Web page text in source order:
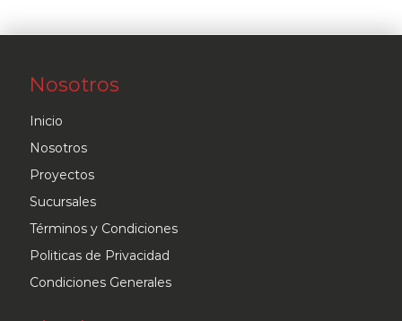
Nosotros
Inicio
Nosotros
Proyectos
Sucursales
Términos y Condiciones
Politicas de Privacidad
Condiciones Generales